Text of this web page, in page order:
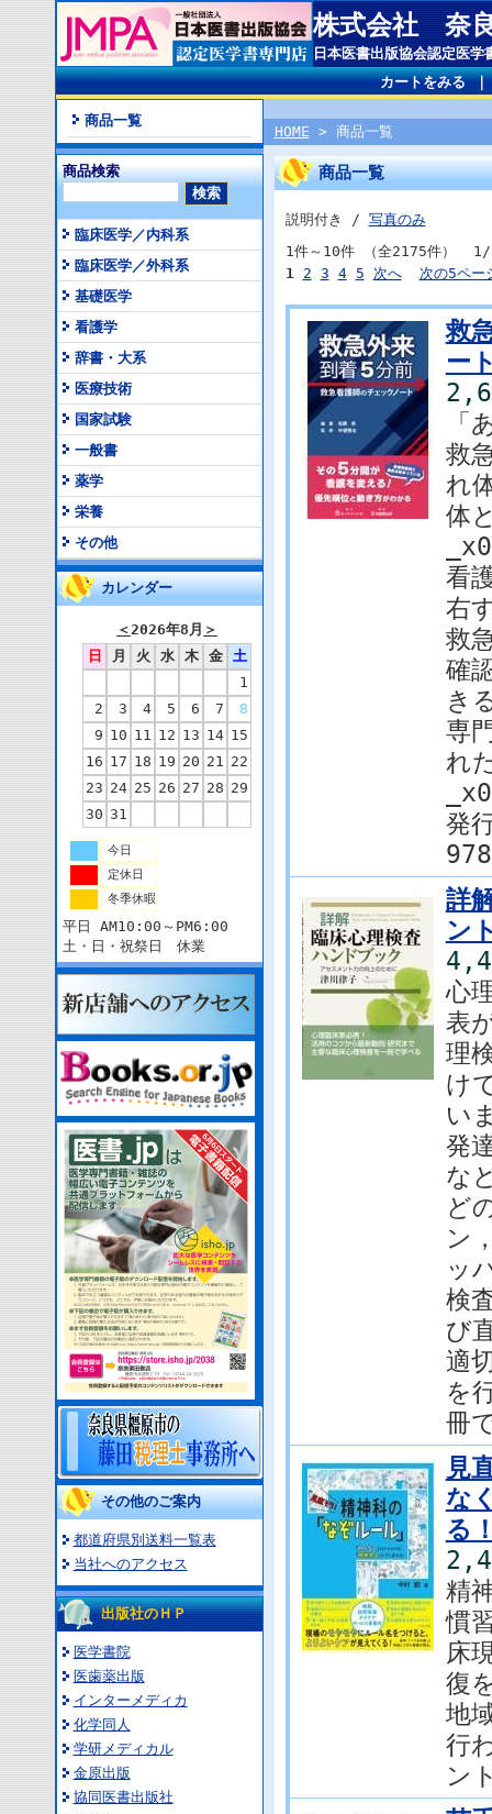
株式会社 奈
日本医書出版協会認定医
カートをみる
商品一覧
商品検索
臨床医学／内科系
臨床医学／外科系
基礎医学
看護学
辞書・大系
医療技術
国家試験
一般書
薬学
栄養
その他
カレンダー
＜2026年8月 ＞
日
月 火 水 木 金
土
1
2
3 4 5 6 7
8
9 10 11 12 13 14 15
16 17 18 19 20 21 22
23 24 25 26 27 28 29
30 31
今日
定休日
冬季休暇
平日 AM10:00～PM6:00
土・日・祝祭日 休業
その他のご案内
都道府県別送料一覧表
当社へのアクセス
出版社のＨＰ
医学書院
医歯薬出版
インターメディカ
化学同人
学研メディカル
金原出版
協同医書出版社
HOME > 商品一覧
商品一覧
説明付き / 写真のみ
1件～10件 （全2175件） 1/
1
2 3 4 5 次へ 次の5ペー
救
ー
「
救
れ
体
看
右
救
確
き
専
れ
発
詳
ン
心
表
理
け
い
発
な
ど
ン
ッ
検
び
適
を
冊
見
な
る
精
慣
床
復
地
行
ン